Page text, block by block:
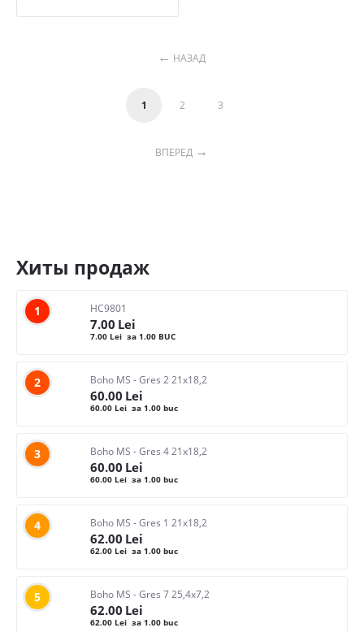
НАЗАД
1 2 3
ВПЕРЕД
Хиты продаж
1 HC9801
7.00 Lei
7.00 Lei за 1.00 BUC
2 Boho MS - Gres 2 21x18,2
60.00 Lei
60.00 Lei за 1.00 buc
3 Boho MS - Gres 4 21x18,2
60.00 Lei
60.00 Lei за 1.00 buc
4 Boho MS - Gres 1 21x18,2
62.00 Lei
62.00 Lei за 1.00 buc
5 Boho MS - Gres 7 25,4x7,2
62.00 Lei
62.00 Lei за 1.00 buc